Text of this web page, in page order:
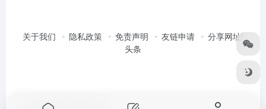
关于我们 隐私政策 免责声明 友链申请
分享网址/
头条